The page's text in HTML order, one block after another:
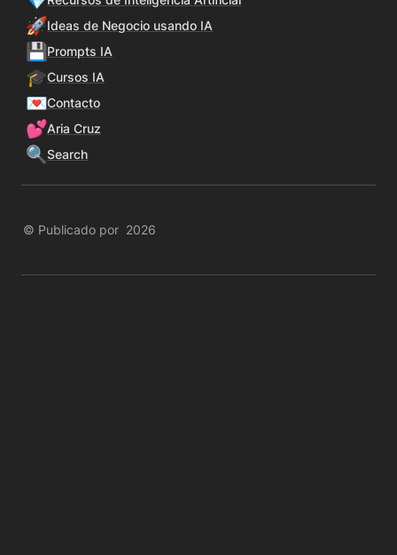
🚀Ideas de Negocio usando IA
💾Prompts IA
🎓Cursos IA
💌Contacto
💕Aria Cruz
🔍Search
© Publicado por  2026